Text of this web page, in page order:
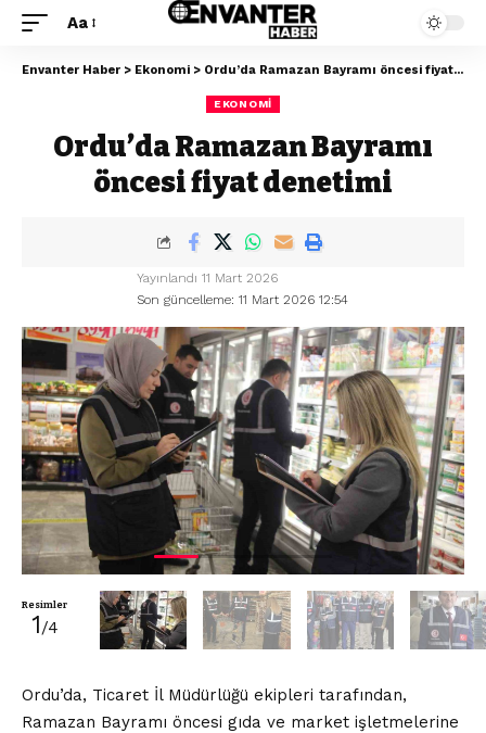
Aa
Envanter Haber > Ekonomi > Ordu’da Ramazan Bayramı öncesi fiyat denetimi
EKONOMI
Ordu’da Ramazan Bayramı
öncesi fiyat denetimi
Son güncelleme: 11 Mart 2026 12:54
Yayınlandı 11 Mart 2026
Resimler
1/4
Ordu’da, Ticaret İl Müdürlüğü ekipleri tarafından,
Ramazan Bayramı öncesi gıda ve market işletmelerine